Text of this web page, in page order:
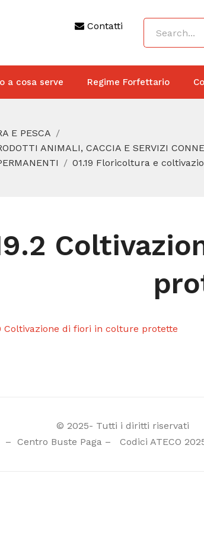
Contatti
a cosa serve Regime Forfettario
E PESCA
ANIMALI, CACCIA E SERVIZI
01.19 Floricoltura e
Coltivazione di fiori in colture protette
© 2025- Tutti i diritti riservati
– Centro Buste Paga– Codici ATECO